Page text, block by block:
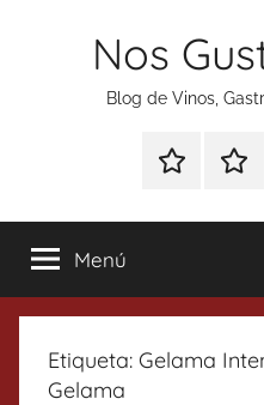
Nos
Blog de Vinos,
Especial
Tonics
Menú
Etiqueta: Gelama
Gelama